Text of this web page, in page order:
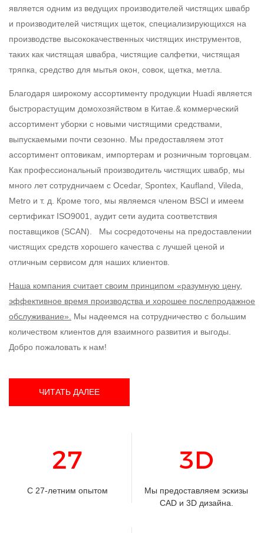
является одним из ведущих производителей чистящих швабр
и производителей чистящих щеток, специализирующихся на
производстве высококачественных чистящих инструментов,
таких как чистящая швабра, чистящие салфетки, чистящая
тряпка, средство для мытья окон, совок, щетка, метла.
Благодаря широкому ассортименту продукции Huadi является
быстрорастущим домохозяйством в Китае.& коммерческий
ассортимент уборки с новыми чистящими средствами,
выпускаемыми почти сезонно. Мы предоставляем этот
ассортимент оптовикам, импортерам и розничным торговцам.
Как профессиональный производитель чистящих швабр, мы
много лет сотрудничаем с Ocedar, Spontex, Kaufland, Vileda,
Metro и т. д. Кроме того, мы являемся членом BSCI и имеем
сертификат ISO9001, аудит сети аудита соответствия
поставщиков (SCAN). Мы сосредоточены на предоставлении
чистящих средств хорошего качества с лучшей ценой и
отличным сервисом для наших клиентов.
Наша компания считает своим принципом «разумную цену,
эффективное время производства и хорошее послепродажное
обслуживание». Мы надеемся на сотрудничество с большим
количеством клиентов для взаимного развития и выгоды.
Добро пожаловать к нам!
ЧИТАТЬ ДАЛЕЕ
27
С 27-летним опытом
3D
Мы предоставляем эскизы
CAD и 3D дизайна.